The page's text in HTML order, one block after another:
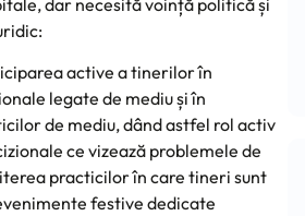
dar necesită voință politică și
active a tinerilor în
legate de mediu și în
de mediu, dând astfel rol activ
ce vizează problemele de
practicilor în care tineri sunt
festive dedicate